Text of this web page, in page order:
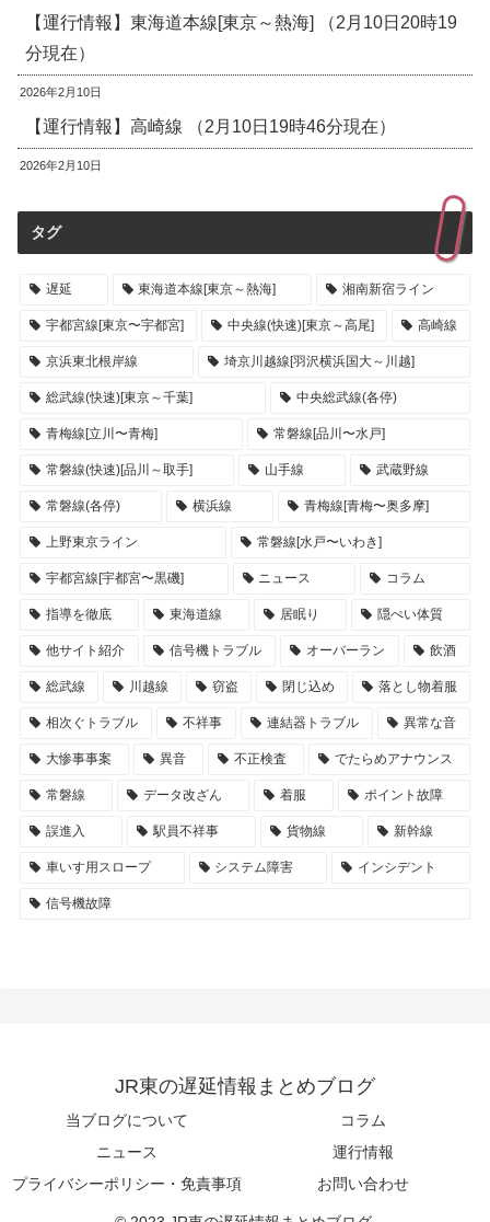
【運行情報】東海道本線[東京～熱海] （2月10日20時19
分現在）
2026年2月10日
【運行情報】高崎線 （2月10日19時46分現在）
2026年2月10日
タグ
遅延 東海道本線[東京～熱海] 湘南新宿ライン
宇都宮線[東京〜宇都宮] 中央線(快速)[東京～高尾] 高崎線
京浜東北根岸線 埼京川越線[羽沢横浜国大～川越]
総武線(快速)[東京～千葉] 中央総武線(各停)
青梅線[立川〜青梅] 常磐線[品川〜水戸]
常磐線(快速)[品川～取手] 山手線 武蔵野線
常磐線(各停) 横浜線 青梅線[青梅〜奥多摩]
上野東京ライン 常磐線[水戸〜いわき]
宇都宮線[宇都宮〜黒磯] ニュース コラム
指導を徹底 東海道線 居眠り 隠ぺい体質
他サイト紹介 信号機トラブル オーバーラン 飲酒
総武線 川越線 窃盗 閉じ込め 落とし物着服
相次ぐトラブル 不祥事 連結器トラブル 異常な音
大惨事事案 異音 不正検査 でたらめアナウンス
常磐線 データ改ざん 着服 ポイント故障
誤進入 駅員不祥事 貨物線 新幹線
車いす用スロープ システム障害 インシデント
信号機故障
JR東の遅延情報まとめブログ
当ブログについて
コラム
ニュース
運行情報
プライバシーポリシー・免責事項
お問い合わせ